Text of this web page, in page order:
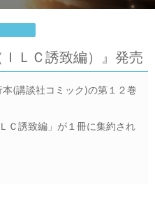
ＬＣ誘致編）』発売
(講談社コミック)の第１２巻
致編」が１冊に集約され